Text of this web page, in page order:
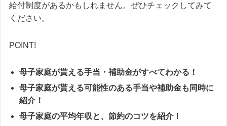
給付制度があるかもしれません。ぜひチェックしてみて
ください。
POINT!
母子家庭が貰える手当・補助金がすべてわかる！
母子家庭が貰える可能性のある手当や補助金も同時に
紹介！
母子家庭の平均年収と、節約のコツを紹介！